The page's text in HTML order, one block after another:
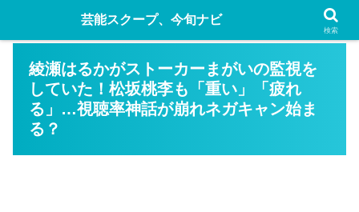
綾瀬はるかがストーカーまがいの監視を
していた！松坂桃李も「重い」「疲れ
る」…視聴率神話が崩れネガキャン始ま
る？
芸能スクープ、今旬ナビ
検索